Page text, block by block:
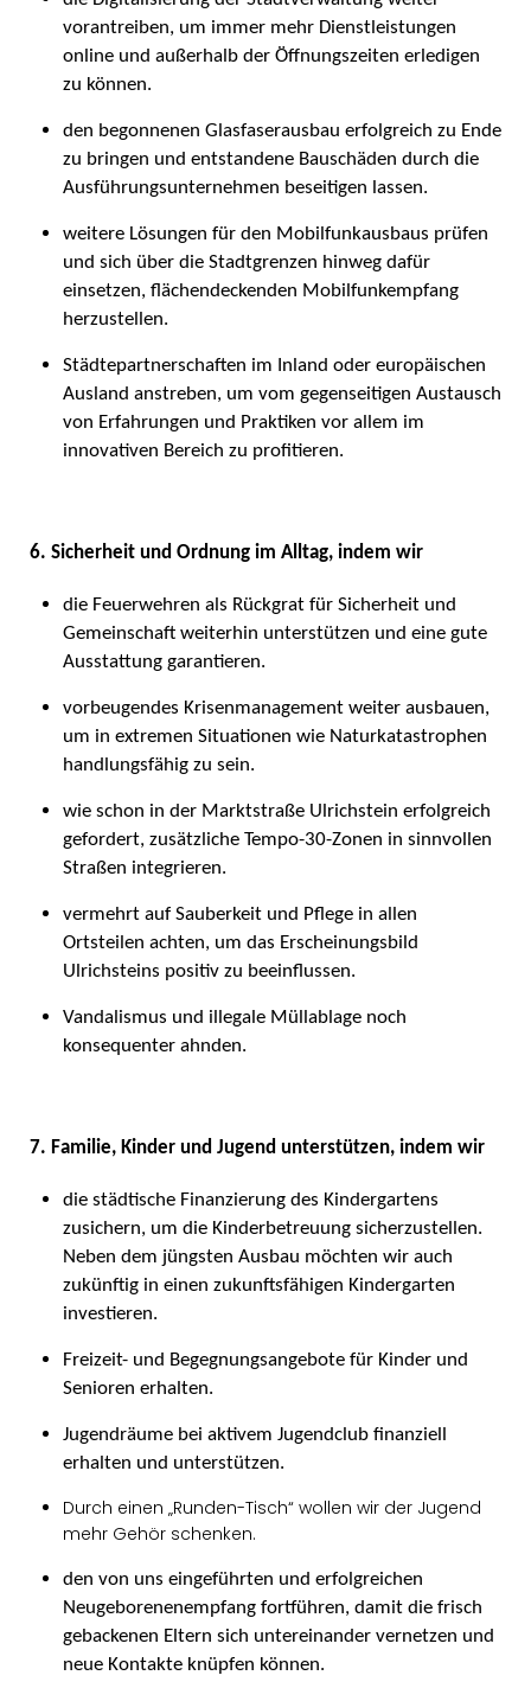
vorantreiben, um immer mehr Dienstleistungen
online und außerhalb der Öffnungszeiten erledigen
zu können.
den begonnenen Glasfaserausbau erfolgreich zu Ende
zu bringen und entstandene Bauschäden durch die
Ausführungsunternehmen beseitigen lassen.
weitere Lösungen für den Mobilfunkausbaus prüfen
und sich über die Stadtgrenzen hinweg dafür
einsetzen, flächendeckenden Mobilfunkempfang
herzustellen.
Städtepartnerschaften im Inland oder europäischen
Ausland anstreben, um vom gegenseitigen Austausch
von Erfahrungen und Praktiken vor allem im
innovativen Bereich zu profitieren.
6. Sicherheit und Ordnung im Alltag, indem wir
die Feuerwehren als Rückgrat für Sicherheit und
Gemeinschaft weiterhin unterstützen und eine gute
Ausstattung garantieren.
vorbeugendes Krisenmanagement weiter ausbauen,
um in extremen Situationen wie Naturkatastrophen
handlungsfähig zu sein.
wie schon in der Marktstraße Ulrichstein erfolgreich
gefordert, zusätzliche Tempo-30-Zonen in sinnvollen
Straßen integrieren.
vermehrt auf Sauberkeit und Pflege in allen
Ortsteilen achten, um das Erscheinungsbild
Ulrichsteins positiv zu beeinflussen.
Vandalismus und illegale Müllablage noch
konsequenter ahnden.
7. Familie, Kinder und Jugend unterstützen, indem wir
die städtische Finanzierung des Kindergartens
zusichern, um die Kinderbetreuung sicherzustellen.
Neben dem jüngsten Ausbau möchten wir auch
zukünftig in einen zukunftsfähigen Kindergarten
investieren.
Freizeit- und Begegnungsangebote für Kinder und
Senioren erhalten.
Jugendräume bei aktivem Jugendclub finanziell
erhalten und unterstützen.
Durch einen „Runden-Tisch“ wollen wir der Jugend
mehr Gehör schenken.
den von uns eingeführten und erfolgreichen
Neugeborenenempfang fortführen, damit die frisch
gebackenen Eltern sich untereinander vernetzen und
neue Kontakte knüpfen können.